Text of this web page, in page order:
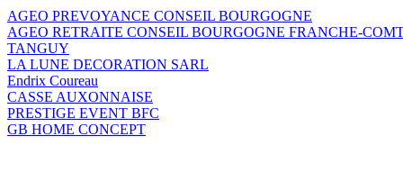
AGEO PREVOYANCE CONSEIL BOURGOGNE
AGEO RETRAITE CONSEIL BOURGOGNE FRANCHE-
TANGUY
LA LUNE DECORATION SARL
Endrix Coureau
CASSE AUXONNAISE
PRESTIGE EVENT BFC
GB HOME CONCEPT